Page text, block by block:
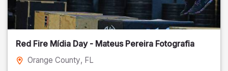
Red Fire Mídia Day - Mateus Pereira Fotografia
Orange County, FL